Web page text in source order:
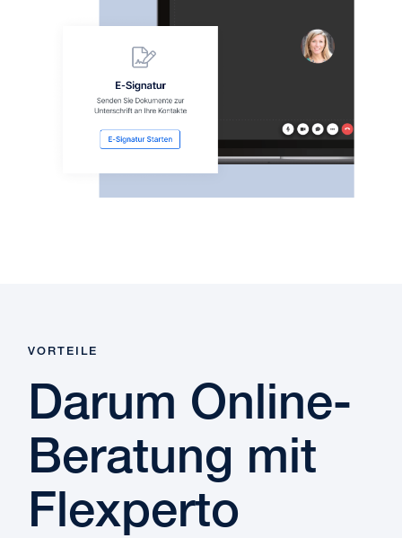
VORTEILE
Darum Online-
Beratung mit
Flexperto